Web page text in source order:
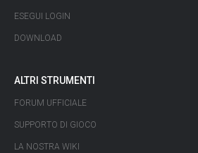
ESEGUI LOGIN
DOWNLOAD
ALTRI STRUMENTI
FORUM UFFICIALE
SUPPORTO DI GIOCO
LA NOSTRA WIKI